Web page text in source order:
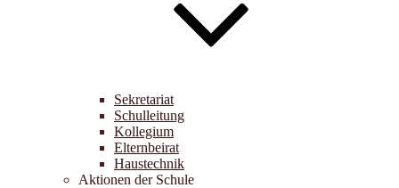
Sekretariat
Schulleitung
Kollegium
Elternbeirat
Haustechnik
Aktionen der Schule